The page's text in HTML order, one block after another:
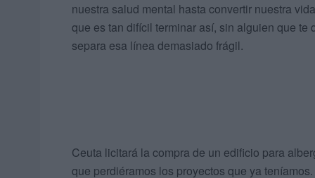
nuestra salud mental hasta convertir nuestra
que es tan difícil terminar así, sin alguien que
separa esa línea demasiado frágil.
Ceuta licitará la compra de un edificio para
que perdiéramos los proyectos que ya